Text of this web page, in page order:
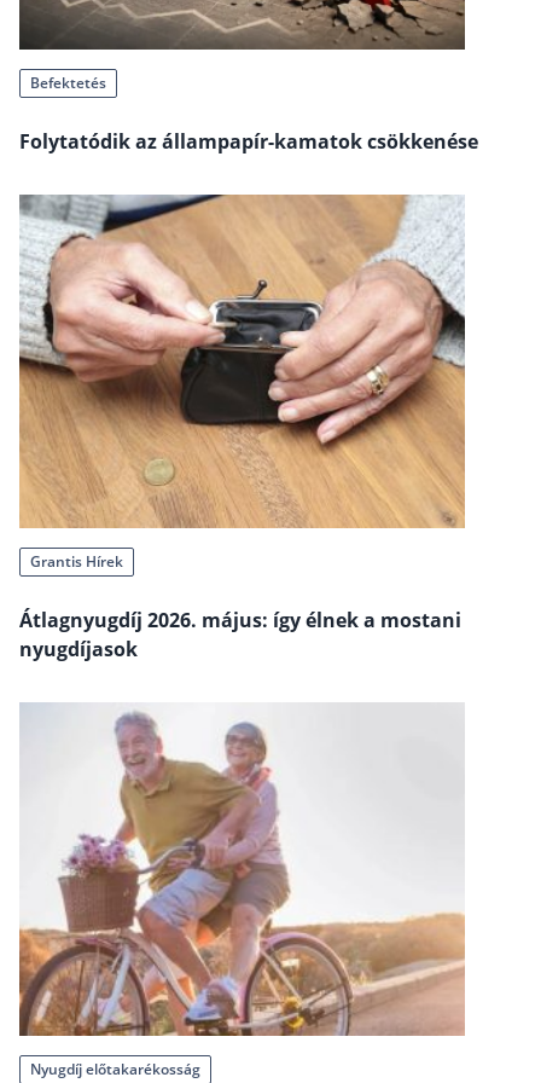
Blog
Befektetés
Befektetési alapok
TBSZ számla
ETF
Gyermek megtakarítás
Babakötvény kisokos 👶
Lakástakarék
Hitel
Vállalkozói hitel
Lakáshitel
Vagyonbiztosítások
Kötelező biztosítás (KGFB)
Casco
Utasbiztosítás
Lakásbiztosítás útmutató – Hogyan válassz?
Lakásbiztosítás: válaszok az 50 leggyakoribb
Minősített Fogyasztóbarát Otthonbiztosítás
Befektetés
Folytatódik az állampapír-kamatok csökkenése
Grantis Hírek
Átlagnyugdíj 2026. május: így élnek a mostani
nyugdíjasok
Nyugdíj előtakarékosság